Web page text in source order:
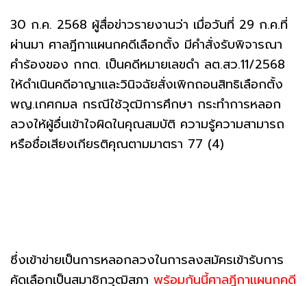
30 ก.ค. 2568 ผู้สื่อข่าวรายงานว่า เมื่อวันที่ 29 ก.ค.ที่
ผ่านมา ศาลฎีกาเเผนกคดีเลือกตั้ง มีคำสั่งรับพิจารณา
คำร้องของ กกต. เป็นคดีหมายเลขดำ ลต.สว.11/2568
ให้ดำเนินคดีอาญาเเละวินิจฉัยสั่งเพิกถอนสิทธิเลือกตั้ง
พญ.เกศกมล กรณีใช้วุฒิการศึกษา กระทำการหลอก
ลวงให้ผู้อื่นเข้าใจผิดในคุณสมบัติ ความรู้ความสามารถ
หรือชื่อเสียงเกียรติคุณตามมาตรา 77 (4)
ซึ่งเข้าข่ายเป็นการหลอกลวงในการลงสมัครเข้ารับการ
คัดเลือกเป็นสมาชิกวุฒิสภา พร้อมกันนี้ศาลฎีกาเเผนกคดี